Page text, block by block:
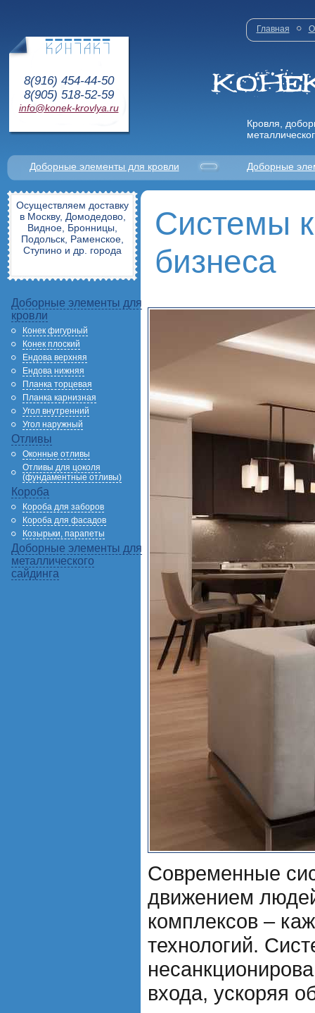
8(916) 454-44-50
8(905) 518-52-59
info@konek-krovlya.ru
Главная О
Кровля,
Доборные элементы для кровли Доборные
Осуществляем доставку
в Москву, Домодедово,
Видное, Бронницы,
Подольск, Раменское,
Ступино и др. города
Доборные элементы для
кровли
Конек фигурный
Конек плоский
Ендова верхняя
Ендова нижняя
Планка торцевая
Планка карнизная
Угол внутренний
Угол наружный
Отливы
Оконные отливы
Отливы для цоколя
(фундаментные отливы)
Короба
Короба для заборов
Короба для фасадов
Козырьки, парапеты
Доборные элементы для
металлического
сайдинга
Системы
бизнеса
Современные
движением
комплексов –
технологий.
входа, ускоряя